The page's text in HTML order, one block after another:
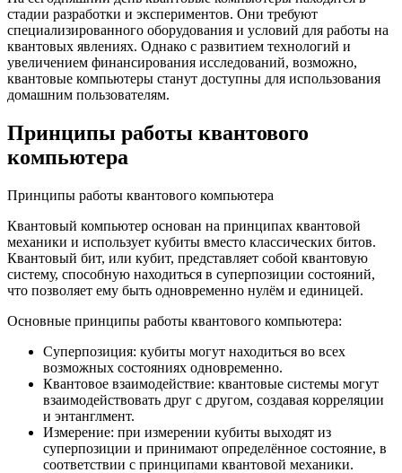
стадии разработки и экспериментов. Они требуют
специализированного оборудования и условий для работы на
квантовых явлениях. Однако с развитием технологий и
увеличением финансирования исследований, возможно,
квантовые компьютеры станут доступны для использования
домашним пользователям.
Принципы работы квантового
компьютера
Принципы работы квантового компьютера
Квантовый компьютер основан на принципах квантовой
механики и использует кубиты вместо классических битов.
Квантовый бит, или кубит, представляет собой квантовую
систему, способную находиться в суперпозиции состояний,
что позволяет ему быть одновременно нулём и единицей.
Основные принципы работы квантового компьютера:
Суперпозиция: кубиты могут находиться во всех
возможных состояниях одновременно.
Квантовое взаимодействие: квантовые системы могут
взаимодействовать друг с другом, создавая корреляции
и энтанглмент.
Измерение: при измерении кубиты выходят из
суперпозиции и принимают определённое состояние, в
соответствии с принципами квантовой механики.